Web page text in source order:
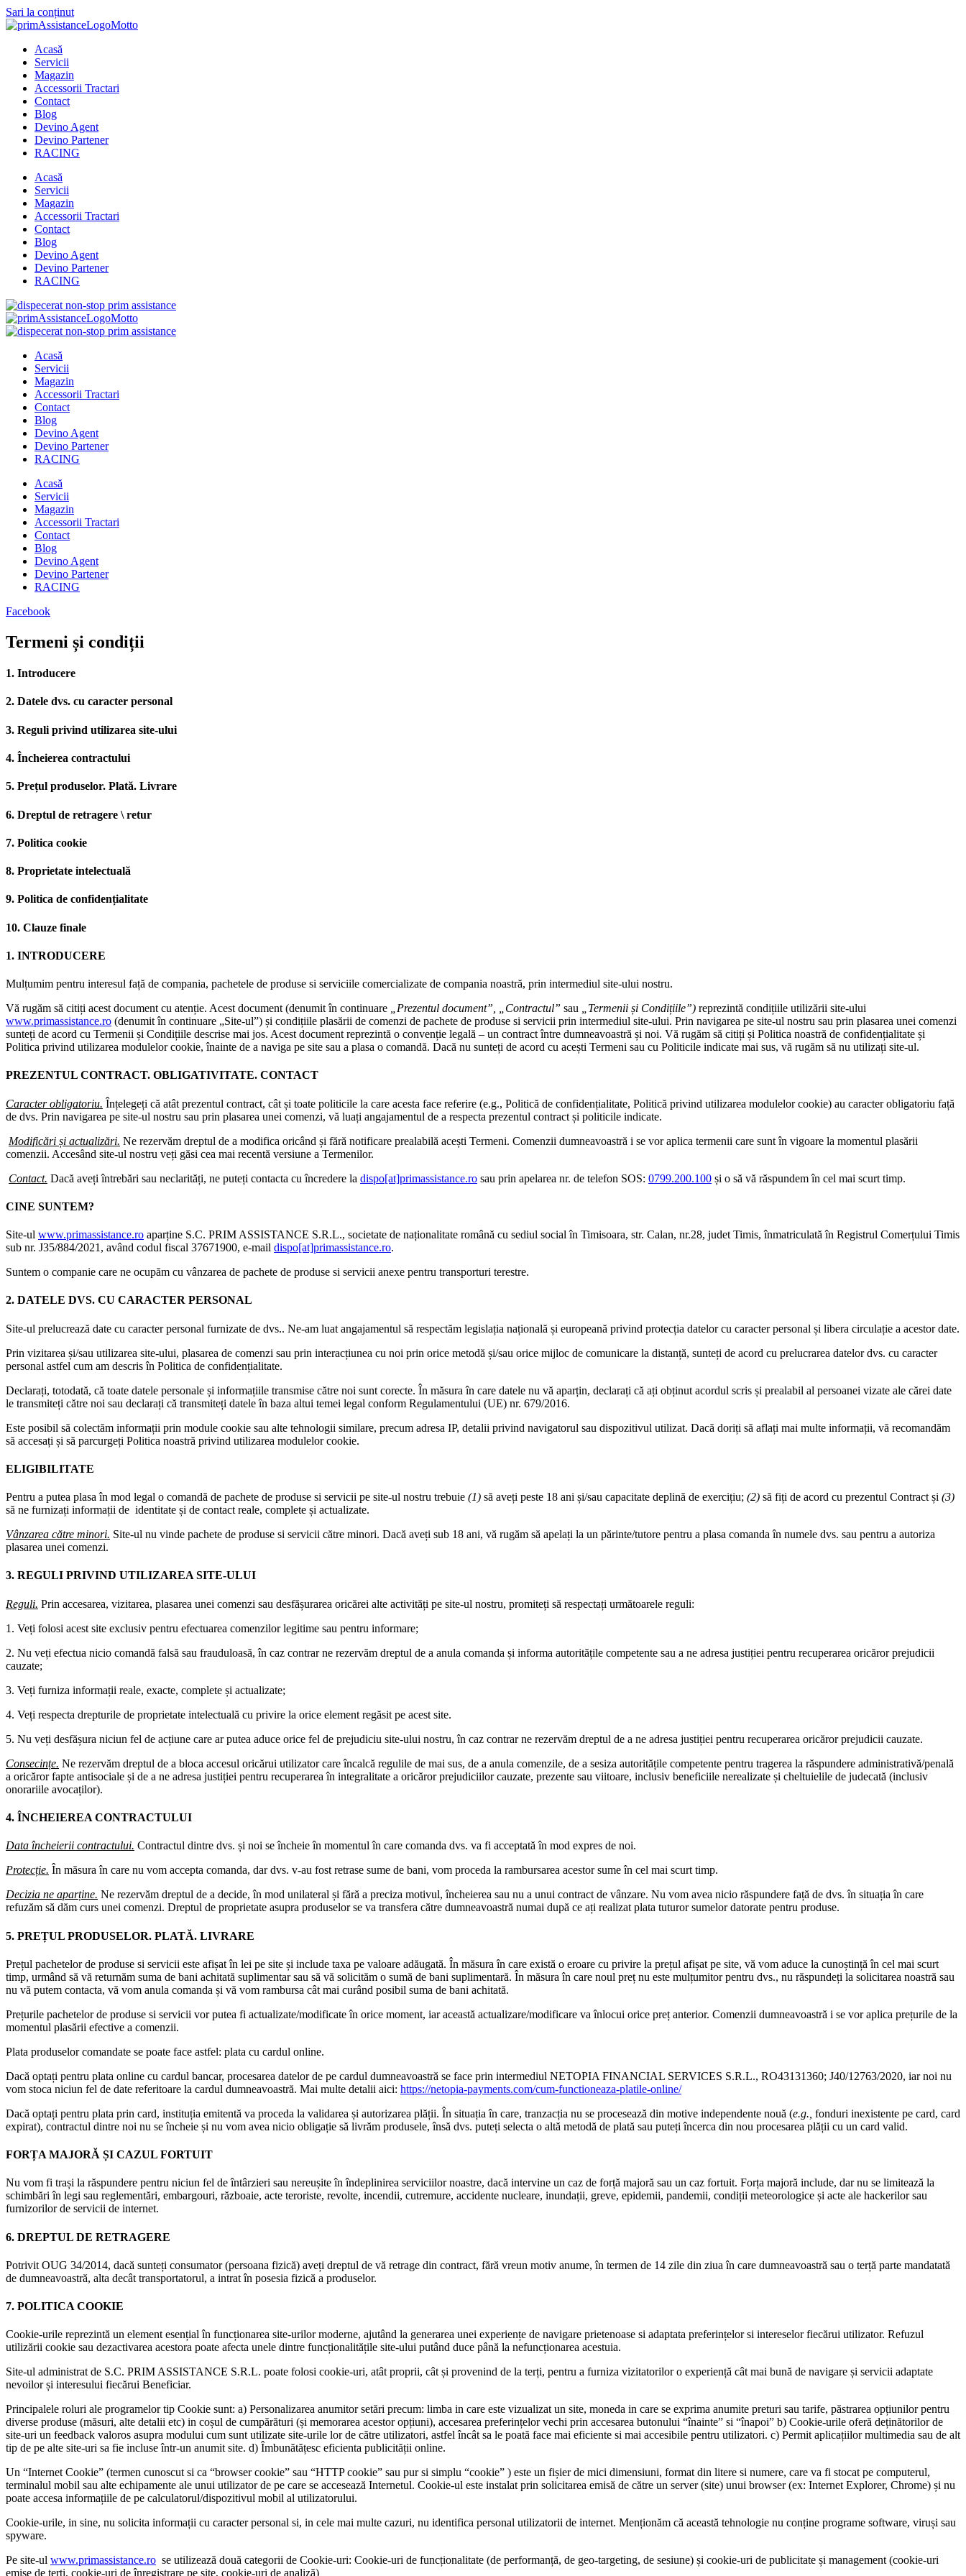
Sari la conținut
Acasă
Servicii
Magazin
Accessorii Tractari
Contact
Blog
Devino Agent
Devino Partener
RACING
Acasă
Servicii
Magazin
Accessorii Tractari
Contact
Blog
Devino Agent
Devino Partener
RACING
Acasă
Servicii
Magazin
Accessorii Tractari
Contact
Blog
Devino Agent
Devino Partener
RACING
Acasă
Servicii
Magazin
Accessorii Tractari
Contact
Blog
Devino Agent
Devino Partener
RACING
Facebook
Termeni și condiții
1. Introducere
2. Datele dvs. cu caracter personal
3. Reguli privind utilizarea site-ului
4. Încheierea contractului
5. Prețul produselor. Plată. Livrare
6. Dreptul de retragere \ retur
7. Politica cookie
8. Proprietate intelectuală
9. Politica de confidențialitate
10. Clauze finale
1. INTRODUCERE
Mulțumim pentru interesul față de compania, pachetele de produse si serviciile comercializate de compania noastră, prin intermediul site-ului nostru.
Vă rugăm să citiți acest document cu atenție. Acest document (denumit în continuare
„Prezentul document”, „Contractul” sau „Termenii și Condițiile”) reprezintă condițiile utilizării site-ului
www.primassistance.ro (denumit în continuare „Site-ul”) și condițiile plasării de comenzi de pachete de produse si servicii prin intermediul site-ului. Prin navigarea pe site-ul nostru sau prin plasarea unei comenzi
sunteți de acord cu Termenii și Condițiile descrise mai jos. Acest document reprezintă o convenție legală – un contract între dumneavoastră și noi. Vă rugăm să citiți și Politica noastră de confidențialitate și
Politica privind utilizarea modulelor cookie, înainte de a naviga pe site sau a plasa o comandă. Dacă nu sunteți de acord cu acești Termeni sau cu Politicile indicate mai sus, vă rugăm să nu utilizați site-ul.
PREZENTUL CONTRACT. OBLIGATIVITATE. CONTACT
Caracter obligatoriu. Înțelegeți că atât prezentul contract, cât și toate politicile la care acesta face referire (e.g., Politică de confidențialitate, Politică privind utilizarea modulelor cookie) au caracter obligatoriu față
de dvs. Prin navigarea pe site-ul nostru sau prin plasarea unei comenzi, vă luați angajamentul de a respecta prezentul contract și politicile indicate.
Modificări și actualizări. Ne rezervăm dreptul de a modifica oricând și fără notificare prealabilă acești Termeni. Comenzii dumneavoastră i se vor aplica termenii care sunt în vigoare la momentul plasării
comenzii. Accesând site-ul nostru veți găsi cea mai recentă versiune a Termenilor.
Contact. Dacă aveți întrebări sau neclarități, ne puteți contacta cu încredere la dispo[at]primassistance.ro sau prin apelarea nr. de telefon SOS: 0799.200.100 și o să vă răspundem în cel mai scurt timp.
CINE SUNTEM?
Site-ul www.primassistance.ro aparține S.C. PRIM ASSISTANCE S.R.L., societate de naționalitate română cu sediul social în Timisoara, str. Calan, nr.28, judet Timis, înmatriculată în Registrul Comerțului Timis
sub nr. J35/884/2021, având codul fiscal 37671900, e-mail dispo[at]primassistance.ro.
Suntem o companie care ne ocupăm cu vânzarea de pachete de produse si servicii anexe pentru transporturi terestre.
2. DATELE DVS. CU CARACTER PERSONAL
Site-ul prelucrează date cu caracter personal furnizate de dvs.. Ne-am luat angajamentul să respectăm legislația națională și europeană privind protecția datelor cu caracter personal și libera circulație a acestor date.
Prin vizitarea și/sau utilizarea site-ului, plasarea de comenzi sau prin interacțiunea cu noi prin orice metodă și/sau orice mijloc de comunicare la distanță, sunteți de acord cu prelucrarea datelor dvs. cu caracter
personal astfel cum am descris în Politica de confidențialitate.
Declarați, totodată, că toate datele personale și informațiile transmise către noi sunt corecte. În măsura în care datele nu vă aparțin, declarați că ați obținut acordul scris și prealabil al persoanei vizate ale cărei date
le transmiteți către noi sau declarați că transmiteți datele în baza altui temei legal conform Regulamentului (UE) nr. 679/2016.
Este posibil să colectăm informații prin module cookie sau alte tehnologii similare, precum adresa IP, detalii privind navigatorul sau dispozitivul utilizat. Dacă doriți să aflați mai multe informații, vă recomandăm
să accesați și să parcurgeți Politica noastră privind utilizarea modulelor cookie.
ELIGIBILITATE
Pentru a putea plasa în mod legal o comandă de pachete de produse si servicii pe site-ul nostru trebuie (1) să aveți peste 18 ani și/sau capacitate deplină de exercițiu; (2) să fiți de acord cu prezentul Contract și (3)
să ne furnizați informații de identitate și de contact reale, complete și actualizate.
Vânzarea către minori. Site-ul nu vinde pachete de produse si servicii către minori. Dacă aveți sub 18 ani, vă rugăm să apelați la un părinte/tutore pentru a plasa comanda în numele dvs. sau pentru a autoriza
plasarea unei comenzi.
3. REGULI PRIVIND UTILIZAREA SITE-ULUI
Reguli. Prin accesarea, vizitarea, plasarea unei comenzi sau desfășurarea oricărei alte activități pe site-ul nostru, promiteți să respectați următoarele reguli:
1. Veți folosi acest site exclusiv pentru efectuarea comenzilor legitime sau pentru informare;
2. Nu veți efectua nicio comandă falsă sau frauduloasă, în caz contrar ne rezervăm dreptul de a anula comanda și informa autoritățile competente sau a ne adresa justiției pentru recuperarea oricăror prejudicii
cauzate;
3. Veți furniza informații reale, exacte, complete și actualizate;
4. Veți respecta drepturile de proprietate intelectuală cu privire la orice element regăsit pe acest site.
5. Nu veți desfășura niciun fel de acțiune care ar putea aduce orice fel de prejudiciu site-ului nostru, în caz contrar ne rezervăm dreptul de a ne adresa justiției pentru recuperarea oricăror prejudicii cauzate.
Consecințe. Ne rezervăm dreptul de a bloca accesul oricărui utilizator care încalcă regulile de mai sus, de a anula comenzile, de a sesiza autoritățile competente pentru tragerea la răspundere administrativă/penală
a oricăror fapte antisociale și de a ne adresa justiției pentru recuperarea în integralitate a oricăror prejudiciilor cauzate, prezente sau viitoare, inclusiv beneficiile nerealizate și cheltuielile de judecată (inclusiv
onorariile avocaților).
4. ÎNCHEIEREA CONTRACTULUI
Data încheierii contractului. Contractul dintre dvs. și noi se încheie în momentul în care comanda dvs. va fi acceptată în mod expres de noi.
Protecție. În măsura în care nu vom accepta comanda, dar dvs. v-au fost retrase sume de bani, vom proceda la rambursarea acestor sume în cel mai scurt timp.
Decizia ne aparține. Ne rezervăm dreptul de a decide, în mod unilateral și fără a preciza motivul, încheierea sau nu a unui contract de vânzare. Nu vom avea nicio răspundere față de dvs. în situația în care
refuzăm să dăm curs unei comenzi. Dreptul de proprietate asupra produselor se va transfera către dumneavoastră numai după ce ați realizat plata tuturor sumelor datorate pentru produse.
5. PREȚUL PRODUSELOR. PLATĂ. LIVRARE
Prețul pachetelor de produse si servicii este afișat în lei pe site și include taxa pe valoare adăugată. În măsura în care există o eroare cu privire la prețul afișat pe site, vă vom aduce la cunoștință în cel mai scurt
timp, urmând să vă returnăm suma de bani achitată suplimentar sau să vă solicităm o sumă de bani suplimentară. În măsura în care noul preț nu este mulțumitor pentru dvs., nu răspundeți la solicitarea noastră sau
nu vă putem contacta, vă vom anula comanda și vă vom rambursa cât mai curând posibil suma de bani achitată.
Prețurile pachetelor de produse si servicii vor putea fi actualizate/modificate în orice moment, iar această actualizare/modificare va înlocui orice preț anterior. Comenzii dumneavoastră i se vor aplica prețurile de la
momentul plasării efective a comenzii.
Plata produselor comandate se poate face astfel: plata cu cardul online.
Dacă optați pentru plata online cu cardul bancar, procesarea datelor de pe cardul dumneavoastră se face prin intermediul NETOPIA FINANCIAL SERVICES S.R.L., RO43131360; J40/12763/2020, iar noi nu
vom stoca niciun fel de date referitoare la cardul dumneavoastră. Mai multe detalii aici: https://netopia-payments.com/cum-functioneaza-platile-online/
Dacă optați pentru plata prin card, instituția emitentă va proceda la validarea și autorizarea plății. În situația în care, tranzacția nu se procesează din motive independente nouă (e.g., fonduri inexistente pe card, card
expirat), contractul dintre noi nu se încheie și nu vom avea nicio obligație să livrăm produsele, însă dvs. puteți selecta o altă metodă de plată sau puteți încerca din nou procesarea plății cu un card valid.
FORȚA MAJORĂ ȘI CAZUL FORTUIT
Nu vom fi trași la răspundere pentru niciun fel de întârzieri sau nereușite în îndeplinirea serviciilor noastre, dacă intervine un caz de forță majoră sau un caz fortuit. Forța majoră include, dar nu se limitează la
schimbări în legi sau reglementări, embargouri, războaie, acte teroriste, revolte, incendii, cutremure, accidente nucleare, inundații, greve, epidemii, pandemii, condiții meteorologice și acte ale hackerilor sau
furnizorilor de servicii de internet.
6. DREPTUL DE RETRAGERE
Potrivit OUG 34/2014, dacă sunteți consumator (persoana fizică) aveți dreptul de vă retrage din contract, fără vreun motiv anume, în termen de 14 zile din ziua în care dumneavoastră sau o terță parte mandatată
de dumneavoastră, alta decât transportatorul, a intrat în posesia fizică a produselor.
7. POLITICA COOKIE
Cookie-urile reprezintă un element esențial în funcționarea site-urilor moderne, ajutând la generarea unei experiențe de navigare prietenoase si adaptata preferințelor si intereselor fiecărui utilizator. Refuzul
utilizării cookie sau dezactivarea acestora poate afecta unele dintre funcționalitățile site-ului putând duce până la nefuncționarea acestuia.
Site-ul administrat de S.C. PRIM ASSISTANCE S.R.L. poate folosi cookie-uri, atât proprii, cât și provenind de la terți, pentru a furniza vizitatorilor o experiență cât mai bună de navigare și servicii adaptate
nevoilor și interesului fiecărui Beneficiar.
Principalele roluri ale programelor tip Cookie sunt: a) Personalizarea anumitor setări precum: limba in care este vizualizat un site, moneda in care se exprima anumite preturi sau tarife, păstrarea opțiunilor pentru
diverse produse (măsuri, alte detalii etc) in coșul de cumpărături (și memorarea acestor opțiuni), accesarea preferințelor vechi prin accesarea butonului “înainte” si “înapoi” b) Cookie-urile oferă deținătorilor de
site-uri un feedback valoros asupra modului cum sunt utilizate site-urile lor de către utilizatori, astfel încât sa le poată face mai eficiente si mai accesibile pentru utilizatori. c) Permit aplicațiilor multimedia sau de alt
tip de pe alte site-uri sa fie incluse într-un anumit site. d) Îmbunătățesc eficienta publicității online.
Un “Internet Cookie” (termen cunoscut si ca “browser cookie” sau “HTTP cookie” sau pur si simplu “cookie” ) este un fișier de mici dimensiuni, format din litere si numere, care va fi stocat pe computerul,
terminalul mobil sau alte echipamente ale unui utilizator de pe care se accesează Internetul. Cookie-ul este instalat prin solicitarea emisă de către un server (site) unui browser (ex: Internet Explorer, Chrome) și nu
poate accesa informațiile de pe calculatorul/dispozitivul mobil al utilizatorului.
Cookie-urile, in sine, nu solicita informații cu caracter personal si, in cele mai multe cazuri, nu identifica personal utilizatorii de internet. Menționăm că această tehnologie nu conține programe software, viruși sau
spyware.
Pe site-ul www.primassistance.ro se utilizează două categorii de Cookie-uri: Cookie-uri de funcționalitate (de performanță, de geo-targeting, de sesiune) și cookie-uri de publicitate și management (cookie-uri
emise de terți, cookie-uri de înregistrare pe site, cookie-uri de analiză)